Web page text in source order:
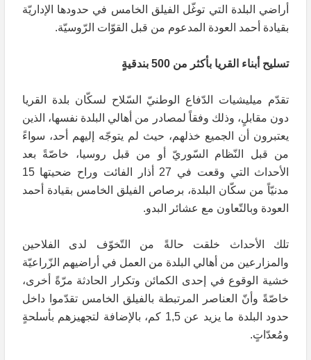
أراضي البلدة التي توغّل الفيلق الخامس في حدودها الإداريّة
بقيادة أحمد العودة المدعوم من قبل القوّات الرّوسيّة.
تسليح أبناء القريا بأكثر من 500 بندقيةٍ
تقدّم ميليشيات الدّفاع الوطنيّ السّلاح لسكّان بلدة القريا
دون مقابلٍ، وذلك وفقاً لمصادر من أهالي البلدة نفسها، الذين
يعتبرون أن الجميع خذلهم، حيث لم يتوجّه إليهم أحد، سواءً
من قبل النّظام السّوريّ أو من قبل روسيا، خاصّةً بعد
الأحداث التي وقعت في 27 أذار الفائت وراح ضحيتها 15
مدنيّاً من سكّان البلدة، برصاص الفيلق الخامس بقيادة أحمد
العودة وبالتّعاون مع عشائر البدو.
تلك الأحداث خلقت حالةً من التّخوّف لدى الفلاحين
والمزارعين من أهالي البلدة من العمل في أراضيهم الزّراعيّة
خشية الوقوع في إحدى الكمائن وتكرار الحادثة مرّةً أخرى،
خاصّةً وأنّ العناصر المرتبطة بالفيلق الخامس تقدّموا داخل
حدود البلدة ما يزيد عن 1,5 كم، بالإضافة لتجهيزهم بأسلحةٍ
ومُعدّاتٍ.